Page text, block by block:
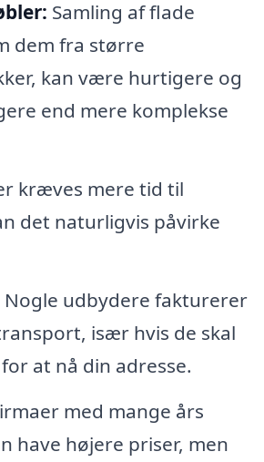
Samling af flade
dem fra større
kan være hurtigere og
end mere komplekse
kræves mere tid til
det naturligvis påvirke
Nogle udbydere fakturerer
især hvis de skal
at nå din adresse.
med mange års
have højere priser, men